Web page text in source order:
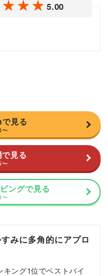
5.00
見る
〜
見る
〜
ングで見る
〜
みに多角的にアプロ
ング1位でベストバイ